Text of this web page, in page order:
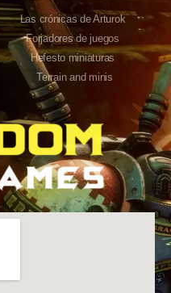
Las crónicas de Arturok
Forjadores de juegos
Hefesto miniaturas
Terrain and minis